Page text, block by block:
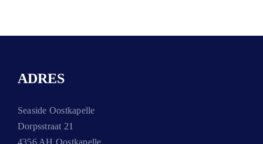
ADRES
Seaside Oostkapelle
Dorpsstraat 21
4356 AH Oostkapelle